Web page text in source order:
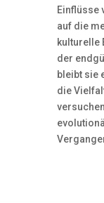
Einflüsse
auf die
kulturelle
der
bleibt sie
die